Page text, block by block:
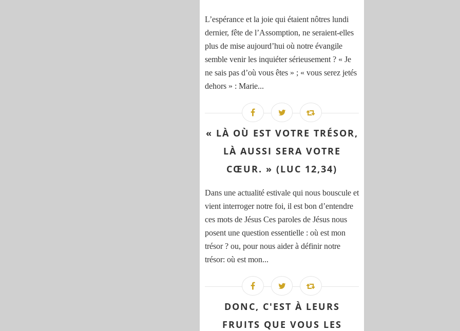
L’espérance et la joie qui étaient nôtres lundi
dernier, fête de l’Assomption, ne seraient-elles
plus de mise aujourd’hui où notre évangile
semble venir les inquiéter sérieusement ? « Je
ne sais pas d’où vous êtes » ; « vous serez jetés
dehors » : Marie...
« LÀ OÙ EST VOTRE TRÉSOR,
LÀ AUSSI SERA VOTRE
CŒUR. » (LUC 12,34)
Dans une actualité estivale qui nous bouscule et
vient interroger notre foi, il est bon d’entendre
ces mots de Jésus Ces paroles de Jésus nous
posent une question essentielle : où est mon
trésor ? ou, pour nous aider à définir notre
trésor: où est mon...
DONC, C'EST À LEURS
FRUITS QUE VOUS LES